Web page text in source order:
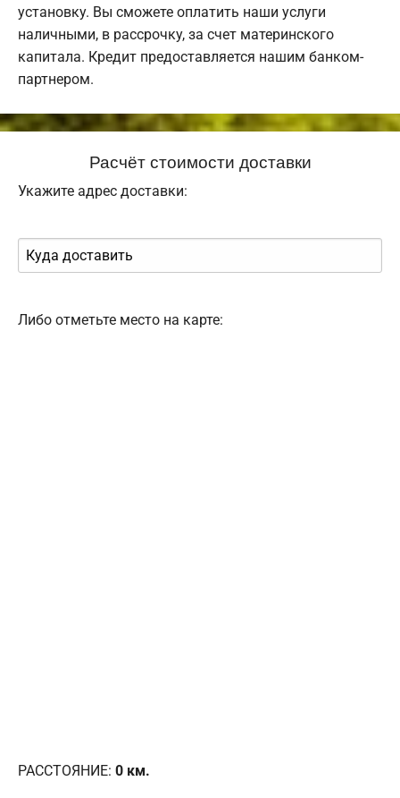
установку. Вы сможете оплатить наши услуги
наличными, в рассрочку, за счет материнского
капитала. Кредит предоставляется нашим банком-
партнером.
Расчёт стоимости доставки
Укажите адрес доставки:
Либо отметьте место на карте:
РАССТОЯНИЕ: 0 км.